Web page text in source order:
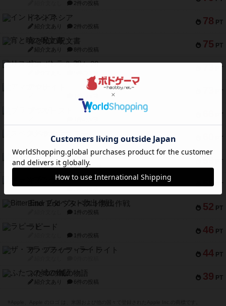
2件の投稿
78 PT
インドネシア
紹介文あり 2件の投稿
75 PT
宵と暁の呪文書
紹介文あり 8件の投稿
PT
リスボン・トラム 28
PT
PT
PT
紹介文なし 1件の投稿
PT
スモールワールド
紹介文あり 13件の投稿
58 PT
ギャンブラー
52 PT
Bitter End ブタペスト救出作戦
1件の投稿
46 PT
ラピード
1件の投稿
44 PT
ザ・フラッフィー・ライト
39 PT
ふたつの城の物語
紹介文あり 6件の投稿